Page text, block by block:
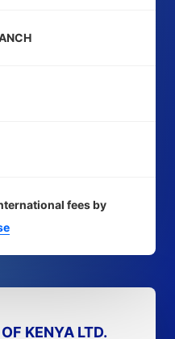
fees by
KENYA LTD.